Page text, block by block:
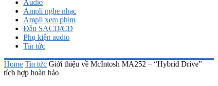
Audio
Ampli nghe nhạc
Ampli xem phim
Đầu SACD/CD
Phụ kiện audio
Tin tức
Home Tin tức Giới thiệu về McIntosh MA252 – “Hybrid Drive”
tích hợp hoàn hảo